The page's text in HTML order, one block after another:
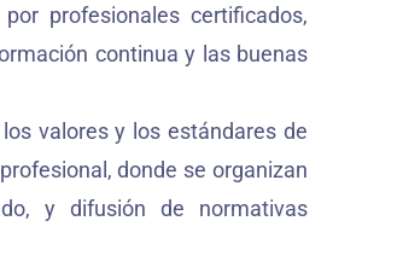
profesionales certificados,
continua y las buenas
valores y los estándares de
donde se organizan
y difusión de normativas